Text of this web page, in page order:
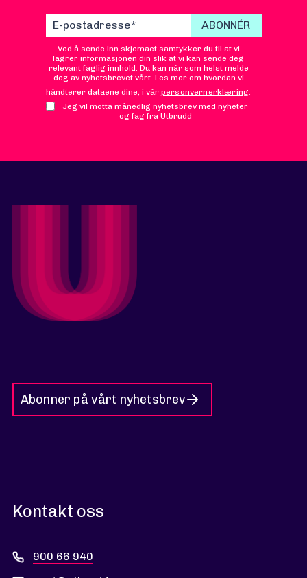
Ved å sende inn skjemaet samtykker du til at vi
lagrer informasjonen din slik at vi kan sende deg
relevant faglig innhold. Du kan når som helst melde
deg av nyhetsbrevet vårt. Les mer om hvordan vi
håndterer dataene dine, i vår personvernerklæring
Jeg vil motta månedlig nyhetsbrev med nyheter
og fag fra Utbrudd
Abonner på vårt nyhetsbrev
Kontakt oss
900 66 940